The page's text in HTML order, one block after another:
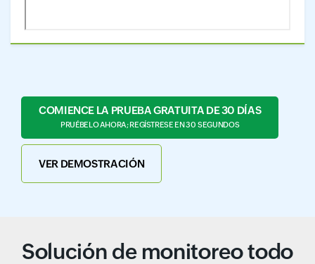
COMIENCE LA PRUEBA GRATUITA DE 30 DÍAS
PRUÉBELO AHORA; REGÍSTRESE EN 30 SEGUNDOS
VER DEMOSTRACIÓN
Solución de monitoreo todo